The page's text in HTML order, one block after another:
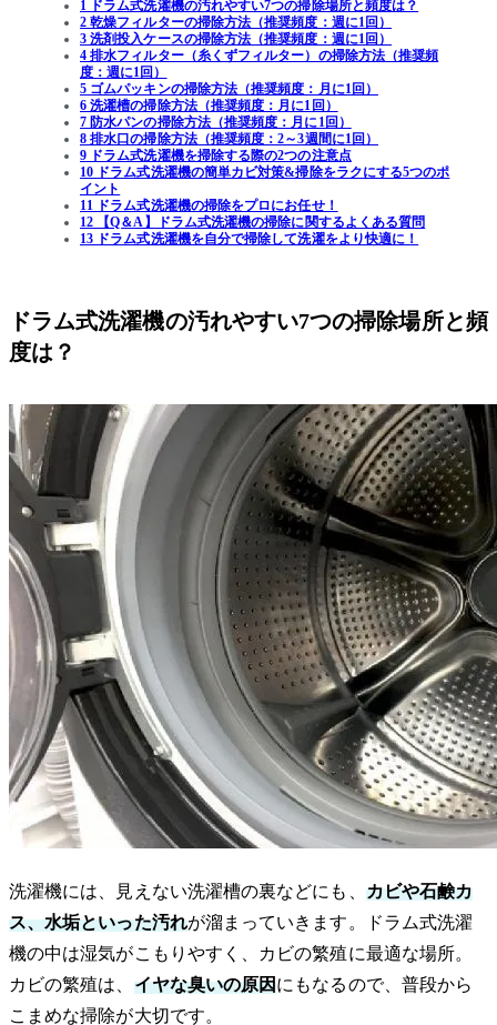
1 ドラム式洗濯機の汚れやすい7つの掃除場所と頻度は？
2 乾燥フィルターの掃除方法（推奨頻度：週に1回）
3 洗剤投入ケースの掃除方法（推奨頻度：週に1回）
4 排水フィルター（糸くずフィルター）の掃除方法（推奨頻
度：週に1回）
5 ゴムパッキンの掃除方法（推奨頻度：月に1回）
6 洗濯槽の掃除方法（推奨頻度：月に1回）
7 防水パンの掃除方法（推奨頻度：月に1回）
8 排水口の掃除方法（推奨頻度：2～3週間に1回）
9 ドラム式洗濯機を掃除する際の2つの注意点
10 ドラム式洗濯機の簡単カビ対策&掃除をラクにする5つのポ
イント
11 ドラム式洗濯機の掃除をプロにお任せ！
12 【Q＆A】ドラム式洗濯機の掃除に関するよくある質問
13 ドラム式洗濯機を自分で掃除して洗濯をより快適に！
ドラム式洗濯機の汚れやすい7つの掃除場所と頻
度は？
洗濯機には、見えない洗濯槽の裏などにも、 カビや石鹸カ
ス、水垢といった汚れが溜まっていきます。ドラム式洗濯
機の中は湿気がこもりやすく、カビの繁殖に最適な場所。
カビの繁殖は、 イヤな臭いの原因にもなるので、普段から
こまめな掃除が大切です。